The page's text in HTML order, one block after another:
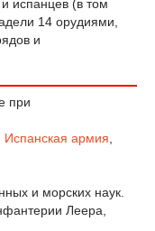
испанцев (в том
14 орудиями,
и
при
Испанская армия
и морских наук.
Леера,